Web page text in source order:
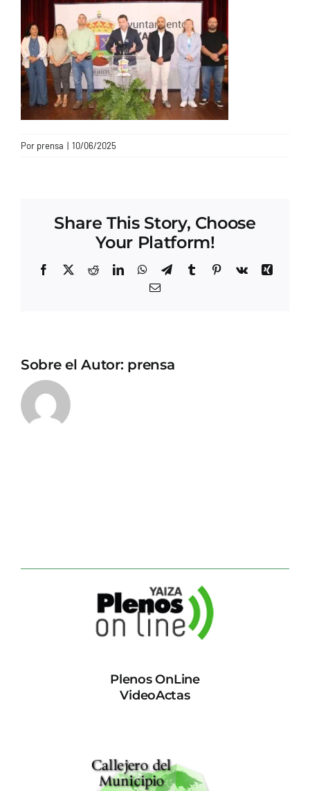
CONTACTO
Por prensa | 10/06/2025
Share This Story, Choose
Your Platform!
Facebook
X RedditLinkedInWhatsApp
TelegramTumblrPinterest
Vk
Xing
Correo
Sobre el Autor: prensa
Plenos OnLine
VideoActas